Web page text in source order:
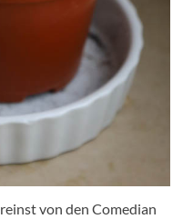
von den Comedian